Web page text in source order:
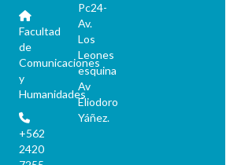
Facultad
de
Comunicaciones
y
Humanidades
+562
2420
Pc24-
Av.
Los
Leones
esquina
Av
Eliodoro
Yáñez.